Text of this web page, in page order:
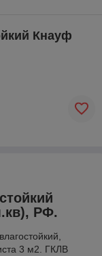
Кнауф
РФ.
3 м2. ГКЛВ